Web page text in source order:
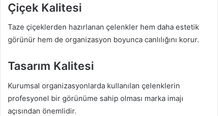
Çiçek Kalitesi
Taze çiçeklerden hazırlanan çelenkler hem daha estetik
görünür hem de organizasyon boyunca canlılığını korur.
Tasarım Kalitesi
Kurumsal organizasyonlarda kullanılan çelenklerin
profesyonel bir görünüme sahip olması marka imajı
açısından önemlidir.